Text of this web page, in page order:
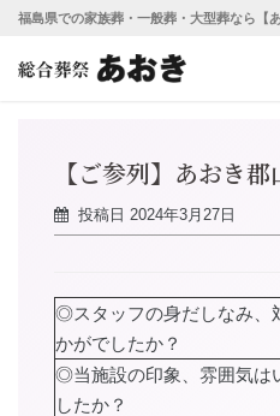
福島県での家族葬・一般葬・大型葬なら【あ
【ご参列】あおき
投稿日 2024年3月27日
◎スタッフの身だしなみ、
かがでしたか？
◎当施設の印象、雰囲気は
したか？